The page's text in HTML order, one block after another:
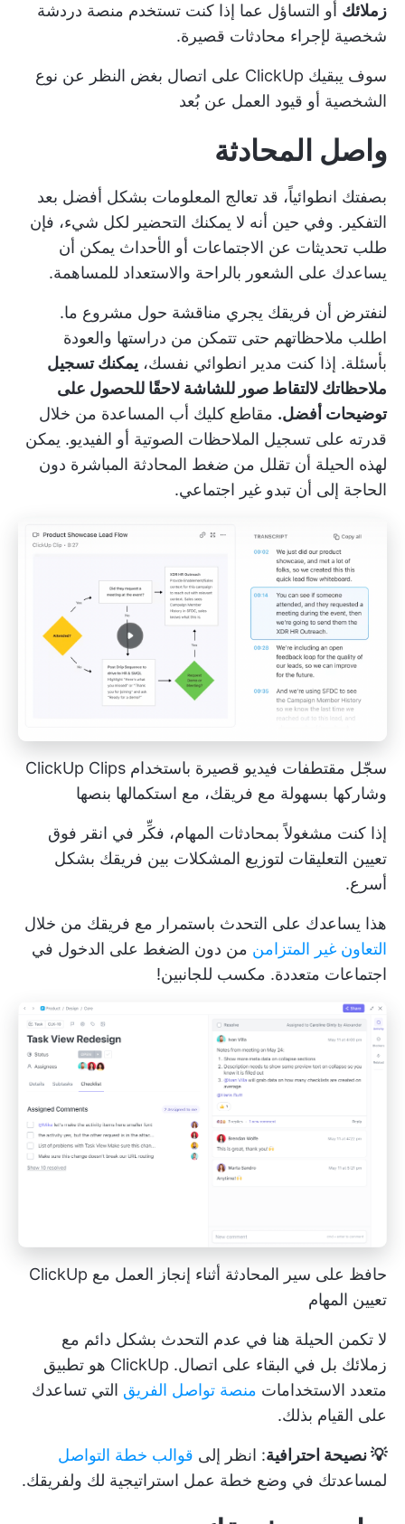
زملائك أو التساؤل عما إذا كنت تستخدم منصة دردشة
شخصية لإجراء محادثات قصيرة.
سوف يبقيك ClickUp على اتصال بغض النظر عن
نوع
الشخصية أو قيود العمل عن بُعد
واصل المحادثة
بصفتك انطوائياً، قد تعالج المعلومات بشكل أفضل بعد
التفكير. وفي حين أنه لا يمكنك التحضير لكل شيء، فإن
طلب تحديثات عن الاجتماعات أو الأحداث يمكن أن
يساعدك على الشعور بالراحة والاستعداد للمساهمة.
لنفترض أن فريقك يجري مناقشة حول مشروع ما.
اطلب ملاحظاتهم حتى تتمكن من دراستها والعودة
بأسئلة. إذا كنت مدير انطوائي نفسك، يمكنك تسجيل
ملاحظاتك لالتقاط صور للشاشة لاحقًا للحصول على
توضيحات أفضل. مقاطع كليك أب المساعدة من خلال
قدرته على تسجيل الملاحظات الصوتية أو الفيديو. يمكن
لهذه الحيلة أن تقلل من ضغط المحادثة المباشرة دون
الحاجة إلى أن تبدو غير اجتماعي.
سجّل مقتطفات فيديو قصيرة باستخدام ClickUp Clips
وشاركها بسهولة مع فريقك، مع استكمالها بنصها
إذا كنت مشغولاً بمحادثات المهام، فكِّر في انقر فوق
تعيين التعليقات لتوزيع المشكلات بين فريقك بشكل
أسرع.
هذا يساعدك على التحدث باستمرار مع فريقك من خلال
التعاون غير المتزامن من دون الضغط على الدخول في
اجتماعات متعددة. مكسب للجانبين!
حافظ على سير المحادثة أثناء إنجاز العمل مع ClickUp
تعيين المهام
لا تكمن الحيلة هنا في عدم التحدث بشكل دائم مع
زملائك بل في البقاء على اتصال. ClickUp هو تطبيق
متعدد الاستخدامات منصة تواصل الفريق التي تساعدك
على القيام بذلك.
💡 نصيحة احترافية: انظر إلى قوالب خطة التواصل
لمساعدتك في وضع خطة عمل استراتيجية لك ولفريقك.